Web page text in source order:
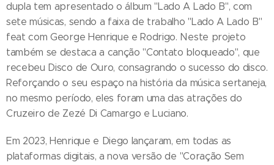
dupla tem apresentado o álbum "Lado A Lado B", com
sete músicas, sendo a faixa de trabalho "Lado A Lado B"
feat com George Henrique e Rodrigo. Neste projeto
também se destaca a canção "Contato bloqueado", que
recebeu Disco de Ouro, consagrando o sucesso do disco.
Reforçando o seu espaço na história da música sertaneja,
no mesmo período, eles foram uma das atrações do
Cruzeiro de Zezé Di Camargo e Luciano.
Em 2023, Henrique e Diego lançaram, em todas as
plataformas digitais, a nova versão de "Coração Sem